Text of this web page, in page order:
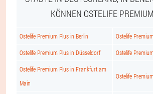
KÖNNEN OSTELIFE
Ostelife Premium Plus in Berlin Ostelife
Ostelife Premium Plus in Düsseldorf Ostelife
Ostelife Premium Plus in Frankfurt am
Main
Ostelife